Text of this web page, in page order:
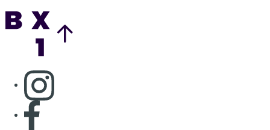
Consulter page Instagram
Consulter page Facebook